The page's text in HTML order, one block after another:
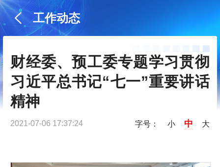
工作动态
财经委、预工委专题学习贯彻
习近平总书记“七一”重要讲话
精神
2021-07-06 17:37:24 字号： 小 中 大